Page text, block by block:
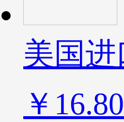
美国
￥16.80